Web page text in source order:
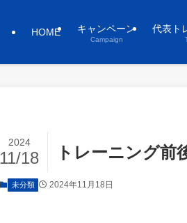
HOME キャンペーン
Campaign
代表ト
トレーニング前
2024
11/18
未分類 2024年11月18日